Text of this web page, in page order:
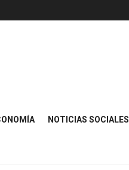
NOTICIAS SOCIALES